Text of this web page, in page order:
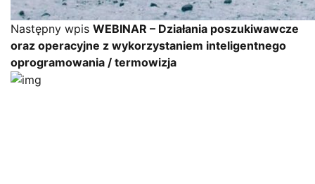
Następny wpis WEBINAR – Działania poszukiwawcze
oraz operacyjne z wykorzystaniem inteligentnego
oprogramowania / termowizja